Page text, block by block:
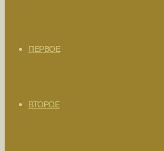
ПЕРВОЕ
ВТОРОЕ